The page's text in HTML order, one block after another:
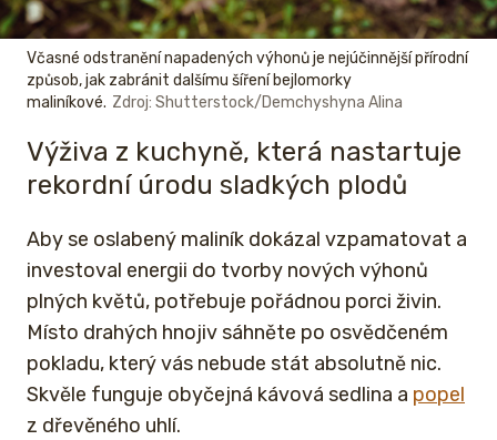
Včasné odstranění napadených výhonů je nejúčinnější přírodní
způsob, jak zabránit dalšímu šíření bejlomorky
maliníkové. Zdroj: Shutterstock/Demchyshyna Alina
Výživa z kuchyně, která nastartuje
rekordní úrodu sladkých plodů
Aby se oslabený maliník dokázal vzpamatovat a
investoval energii do tvorby nových výhonů
plných květů, potřebuje pořádnou porci živin.
Místo drahých hnojiv sáhněte po osvědčeném
pokladu, který vás nebude stát absolutně nic.
Skvěle funguje obyčejná kávová sedlina a popel
z dřevěného uhlí.